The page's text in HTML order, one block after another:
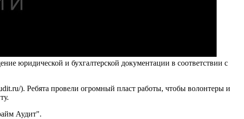
юридической и бухгалтерской документации в соответствии с
). Ребята провели огромный пласт работы, чтобы волонтеры и
Аудит".